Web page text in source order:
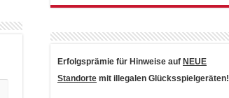
Erfolgsprämie für Hinweise auf NEUE
Standorte mit illegalen Glücksspielgeräten!